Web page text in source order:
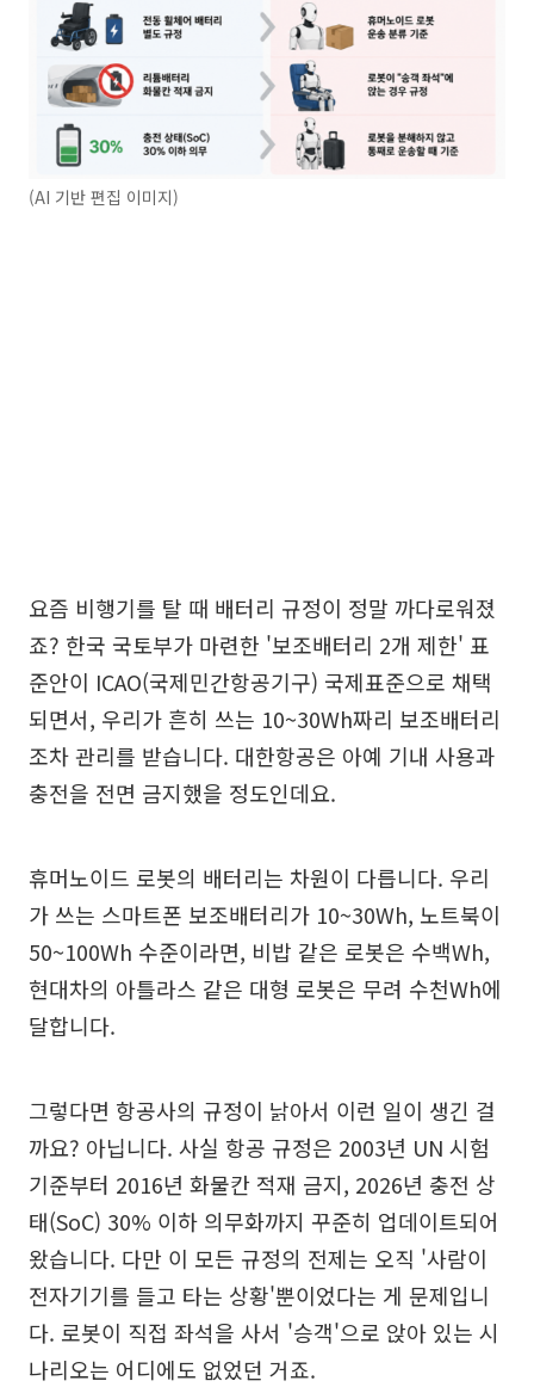
(AI 기반 편집 이미지)
요즘 비행기를 탈 때 배터리 규정이 정말 까다로워졌
죠? 한국 국토부가 마련한 '보조배터리 2개 제한' 표
준안이 ICAO(국제민간항공기구) 국제표준으로 채택
되면서, 우리가 흔히 쓰는 10~30Wh짜리 보조배터리
조차 관리를 받습니다. 대한항공은 아예 기내 사용과
충전을 전면 금지했을 정도인데요.
휴머노이드 로봇의 배터리는 차원이 다릅니다. 우리
가 쓰는 스마트폰 보조배터리가 10~30Wh, 노트북이
50~100Wh 수준이라면, 비밥 같은 로봇은 수백Wh,
현대차의 아틀라스 같은 대형 로봇은 무려 수천Wh에
달합니다.
그렇다면 항공사의 규정이 낡아서 이런 일이 생긴 걸
까요? 아닙니다. 사실 항공 규정은 2003년 UN 시험
기준부터 2016년 화물칸 적재 금지, 2026년 충전 상
태(SoC) 30% 이하 의무화까지 꾸준히 업데이트되어
왔습니다. 다만 이 모든 규정의 전제는 오직 '사람이
전자기기를 들고 타는 상황'뿐이었다는 게 문제입니
다. 로봇이 직접 좌석을 사서 '승객'으로 앉아 있는 시
나리오는 어디에도 없었던 거죠.